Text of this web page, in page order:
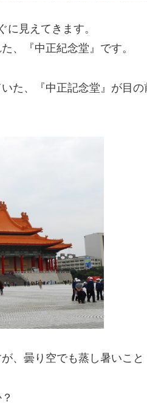
に見えてきます。
、『中正紀念堂』です。
た、『中正記念堂』が目の
、曇り空でも蒸し暑いこと